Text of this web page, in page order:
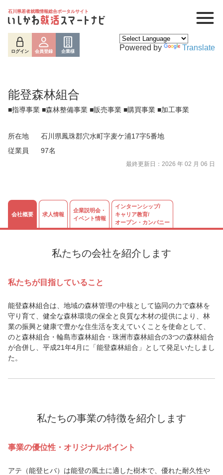
石川県若者就職情報総合ポータルサイト
ログイン 会員登録 企業様 Powered by Translate
能登森林組合
■指導事業 ■森林整備事業 ■販売事業 ■購買事業 ■加工事業
所在地
石川県鳳珠郡穴水町字麦ケ浦17字5番地
従業員
97名
最終更新日：2026 年 02 月 06 日
会社概要 求人情報
企業説明会・
イベント情報
インターンシップ/
キャリア教育/
オープン・カンパニー
私たちの会社を紹介します
私たちが目指していること
能登森林組合は、地域の森林管理の中核として協同の力で森林を
守り育て、健全な森林環境の保全と良質な木材の提供により、林
業の振興と健康で豊かな住生活を支えていくことを使命として、
のと森林組合・輪島市森林組合・珠洲市森林組合の3つの森林組合
が合併し、平成21年4月に「能登森林組合」として発足いたしまし
た。
私たちの事業の特徴を紹介します
事業の優位性・オリジナルポイント
アテ（能登ヒバ）は能登の風土に適した樹木で、優れた耐久性や